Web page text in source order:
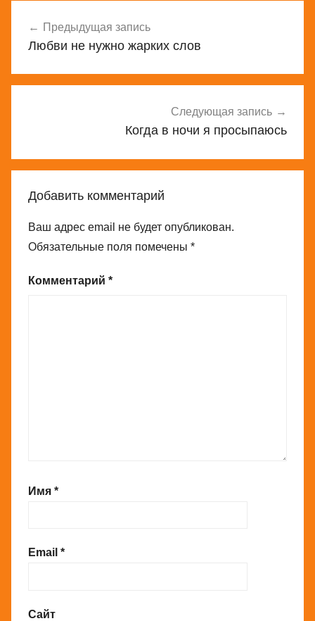
по
Предыдущая запись
Любви не нужно жарких слов
Следующая запись
Когда в ночи я просыпаюсь
Добавить комментарий
Ваш адрес email не будет опубликован.
Обязательные поля помечены *
Комментарий *
Имя *
Email *
Сайт